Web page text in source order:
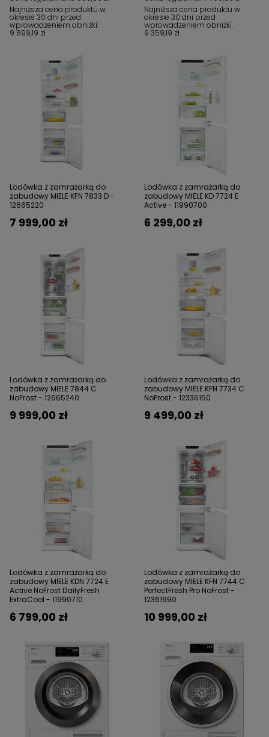
Najniższa cena produktu w
okresie 30 dni przed
wprowadzeniem obniżki:
9 899,19 zł
Najniższa cena produktu w
okresie 30 dni przed
wprowadzeniem obniżki:
9 359,19 zł
Lodówka z zamrażarką do
zabudowy MIELE KFN 7833 D -
12665220
7 999,00 zł
Lodówka z zamrażarką do
zabudowy MIELE KD 7724 E
Active - 11990700
6 299,00 zł
Lodówka z zamrażarką do
zabudowy MIELE 7844 C
NoFrost - 12665240
9 999,00 zł
Lodówka z zamrażarką do
zabudowy MIELE KFN 7734 C
NoFrost - 12336150
9 499,00 zł
Lodówka z zamrażarką do
zabudowy MIELE KDN 7724 E
Active NoFrost DailyFresh
ExtraCool - 11990710
6 799,00 zł
Lodówka z zamrażarką do
zabudowy MIELE KFN 7744 C
PerfectFresh Pro NoFrost -
12361990
10 999,00 zł